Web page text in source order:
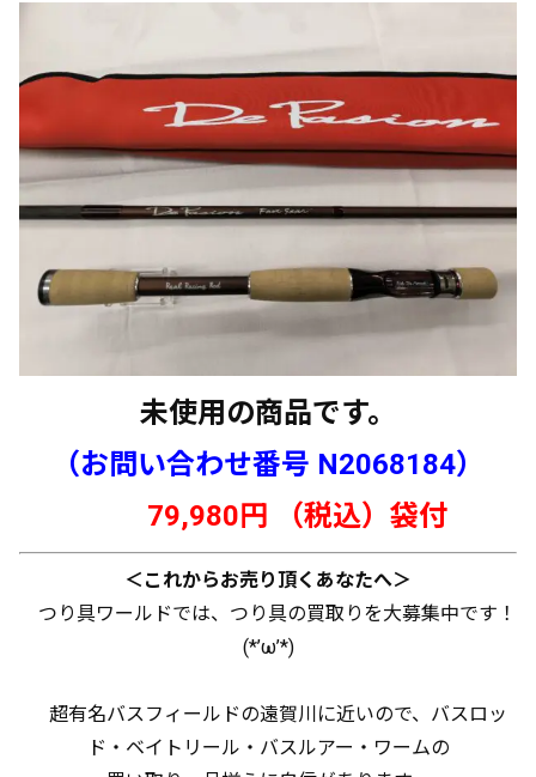
未使用の商品です。
（お問い合わせ番号 N2068184）
79,980円 （税込）袋付
＜これからお売り頂くあなたへ＞
つり具ワールドでは、つり具の買取りを大募集中です！
(*’ω’*)
超有名バスフィールドの遠賀川に近いので、バスロッ
ド・ベイトリール・バスルアー・ワームの